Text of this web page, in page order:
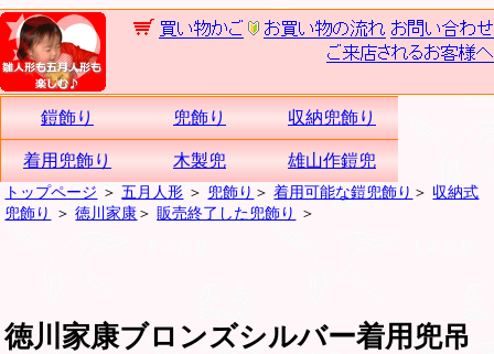
鎧飾り 兜飾り 収納兜飾り
着用兜飾り 木製兜 雄山作鎧兜
トップページ ＞五月人形 ＞ 兜飾り ＞着用可能な鎧兜飾り ＞ 収納式
兜飾り
＞徳川家康＞ 販売終了した兜飾り ＞
徳川家康ブロンズシルバー着用兜吊